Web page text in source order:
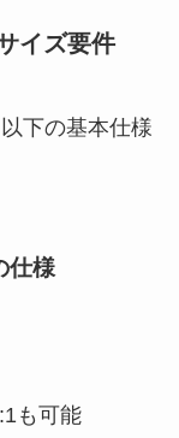
イズ要件
下の基本仕様
仕様
も可能